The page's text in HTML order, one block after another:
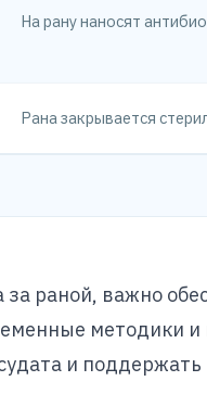
На рану наносят
Рана закрывается
за раной, важно
методики
и